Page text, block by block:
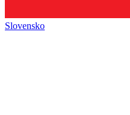
Slovensko